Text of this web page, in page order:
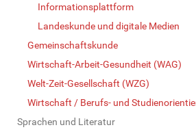
Informationsplattform
Landeskunde und digitale Medien
Gemeinschaftskunde
Wirtschaft-Arbeit-Gesundheit (WAG)
Welt-Zeit-Gesellschaft (WZG)
Wirtschaft / Berufs- und
Sprachen und Literatur